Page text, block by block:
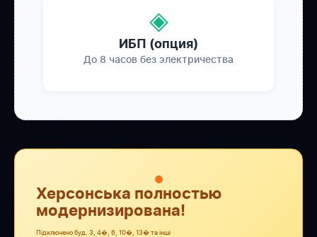
◈
ИБП (опция)
До 8 часов без электричества
●
Херсонська полностью
модернизирована!
Підключено буд. 3, 4�, 6, 10�, 13� та інші